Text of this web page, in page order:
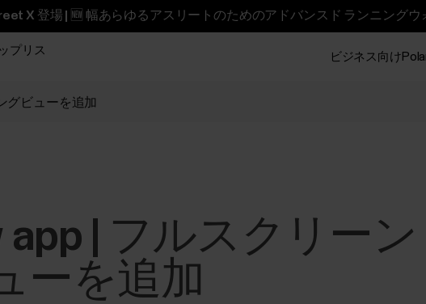
X 登場 | 🆕 幅あらゆるアスリートのためのアドバンスド ランニングウ
プリス
ビジネス向け
グビューを追加
app | フルスクリー
ーを追加